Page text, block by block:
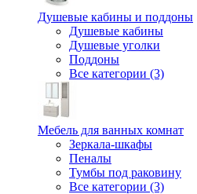
Душевые кабины и поддоны
Душевые кабины
Душевые уголки
Поддоны
Все категории (3)
Мебель для ванных комнат
Зеркала-шкафы
Пеналы
Тумбы под раковину
Все категории (3)